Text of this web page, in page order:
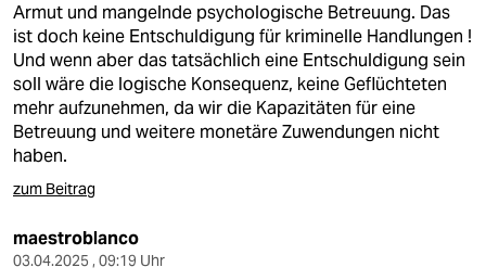
Armut und mangelnde psychologische Betreuung. Das
ist doch keine Entschuldigung für kriminelle Handlungen !
Und wenn aber das tatsächlich eine Entschuldigung sein
soll wäre die logische Konsequenz, keine Geflüchteten
mehr aufzunehmen, da wir die Kapazitäten für eine
Betreuung und weitere monetäre Zuwendungen nicht
haben.
zum Beitrag
maestroblanco
03.04.2025 , 09:19 Uhr